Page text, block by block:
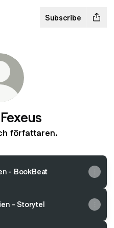
Subscribe
författaren.
- BookBeat
- Storytel